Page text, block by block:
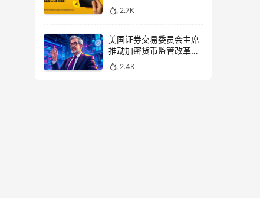
2.7K
美国证券交易委员会主席
推动加密货币监管改革，
力求未来验证
2.4K